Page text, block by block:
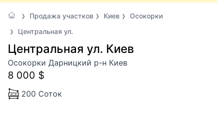
Продажа участков Киев
Осокорки
Центральная ул.
Центральная ул. Киев
Осокорки Дарницкий р-н Киев
8 000 $
200 Соток